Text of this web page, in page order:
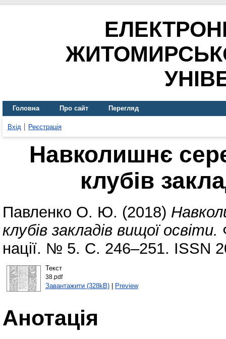
Головна Про сайт Перегляд
Вхід Реєстрація
Навколишнє
клубів
Павленко О. Ю. (2018)
клубів закладів вищої освіти.
нації. № 5. С. 246–251. ISSN
Текст
38.pdf
Завантажити (328kB)| Preview
Анотація